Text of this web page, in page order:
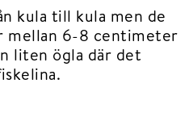
kula till kula men de
mellan 6-8 centimeter
liten ögla där det